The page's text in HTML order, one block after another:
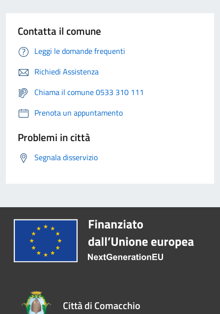
Contatta il comune
Leggi le domande frequenti
Richiedi Assistenza
Chiama il comune 0533 310 111
Prenota un appuntamento
Problemi in città
Segnala disservizio
Città di Comacchio